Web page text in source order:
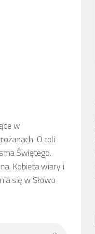
w
O roli
Świętego.
Kobieta wiary i
się w Słowo